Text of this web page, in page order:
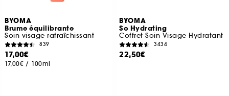
BYOMA
Brume équilibrante
Soin visage rafraîchissant
839
17,00€
17,00€ / 100ml
BYOMA
So Hydrating
Coffret Soin Visage Hydratant
3434
22,50€